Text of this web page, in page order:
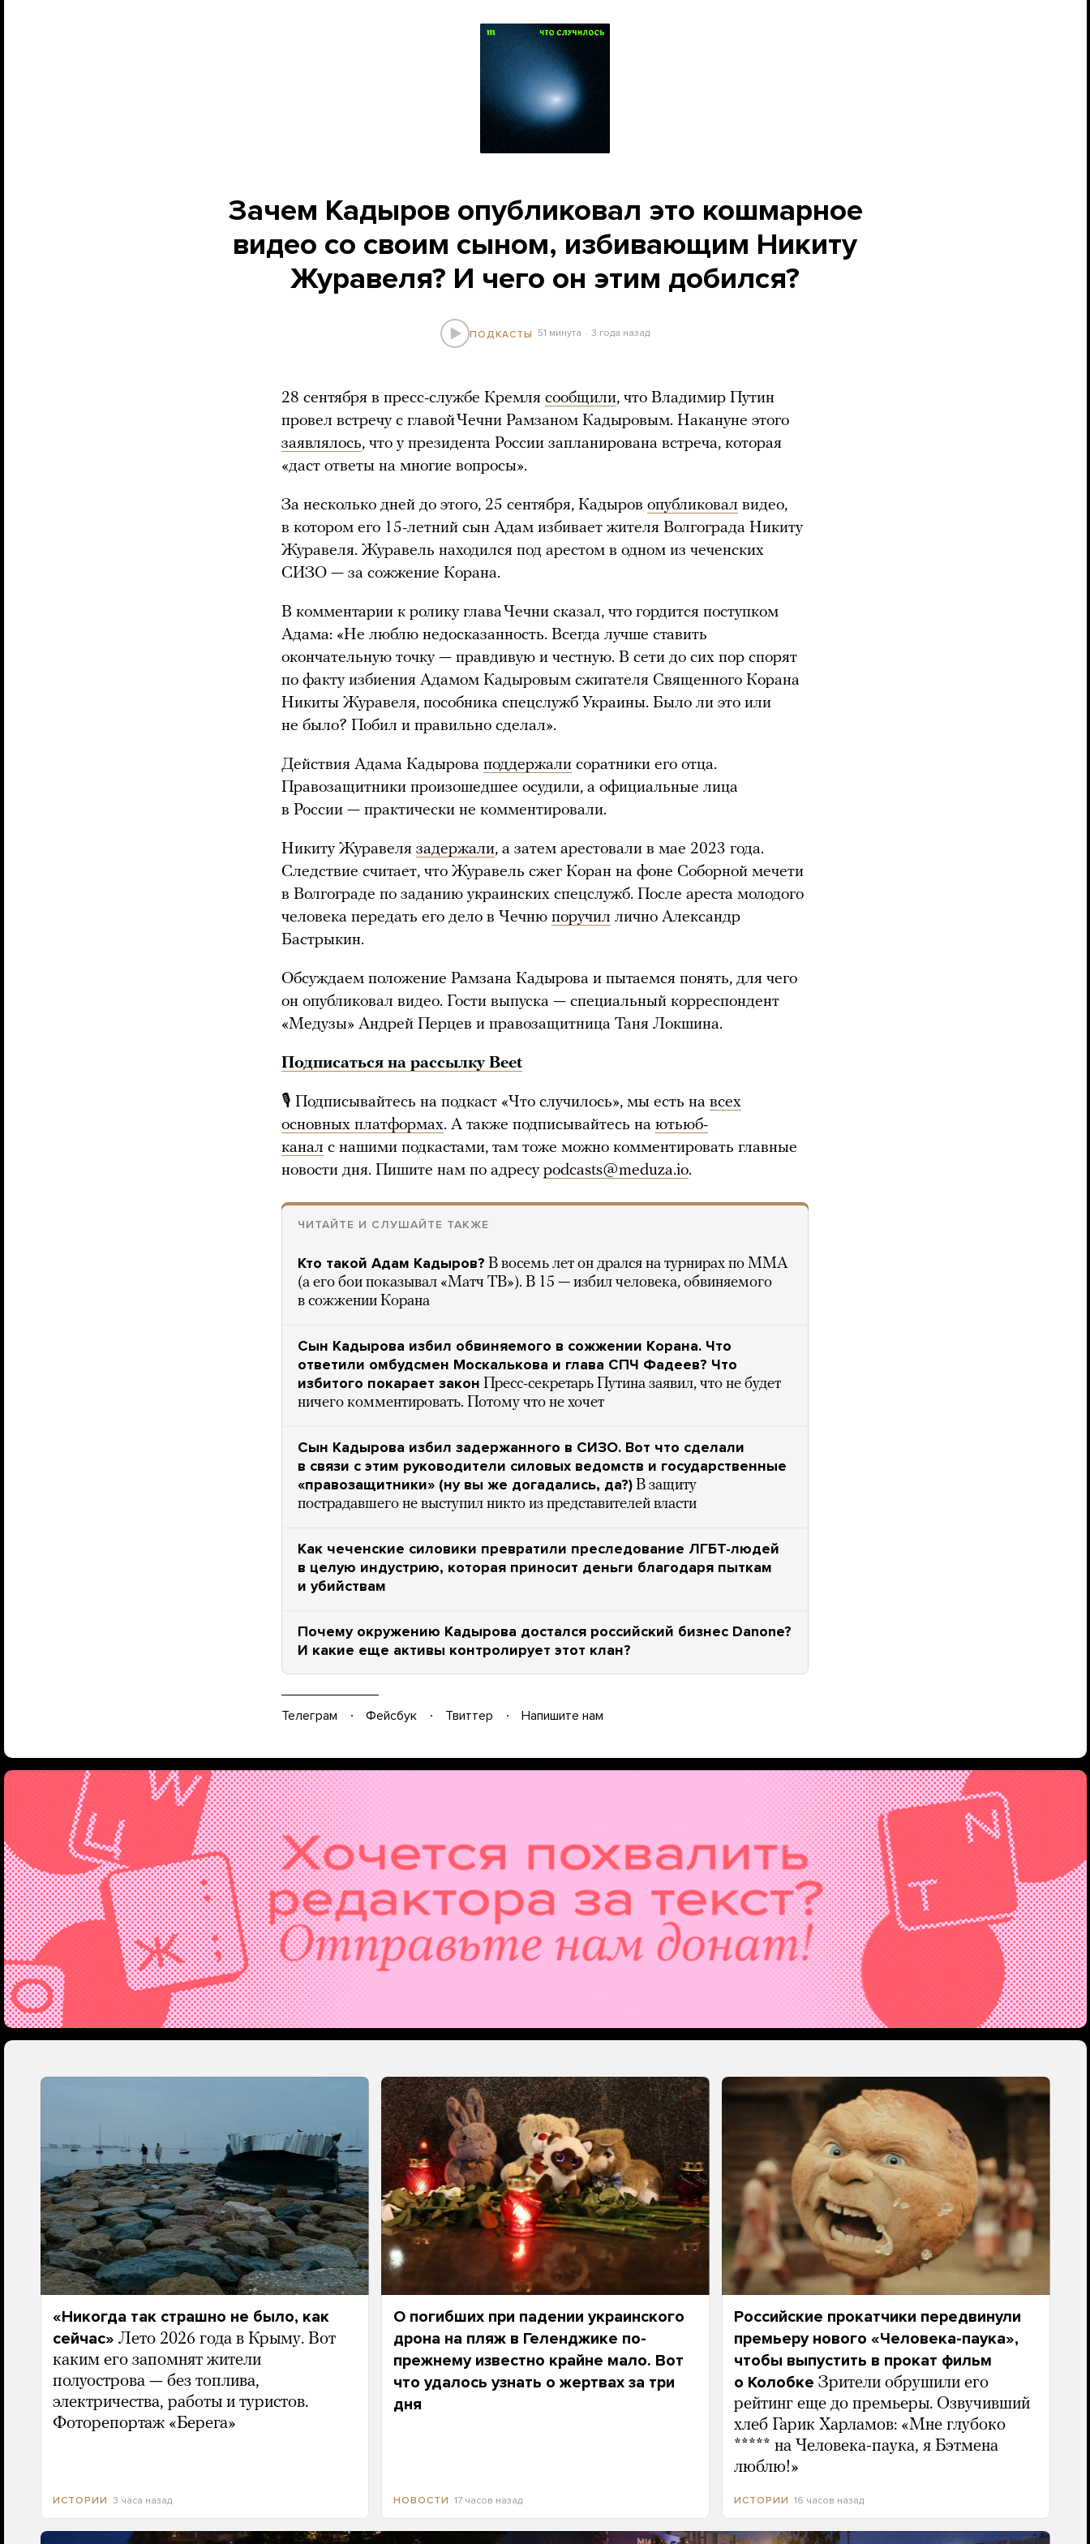
Зачем Кадыров опубликовал это кошмарное
видео со своим сыном, избивающим Никиту
Журавеля? И чего он этим добился?
ПОДКАСТЫ 51 минута 3 года назад
28 сентября в пресс-службе Кремля сообщили, что Владимир Путин
провел встречу с главой Чечни Рамзаном Кадыровым. Накануне этого
заявлялось, что у президента России запланирована встреча, которая
«даст ответы на многие вопросы».
За несколько дней до этого, 25 сентября, Кадыров опубликовал видео,
в котором его 15-летний сын Адам избивает жителя Волгограда Никиту
Журавеля. Журавель находился под арестом в одном из чеченских
СИЗО — за сожжение Корана.
В комментарии к ролику глава Чечни сказал, что гордится поступком
Адама: «Не люблю недосказанность. Всегда лучше ставить
окончательную точку — правдивую и честную. В сети до сих пор спорят
по факту избиения Адамом Кадыровым сжигателя Священного Корана
Никиты Журавеля, пособника спецслужб Украины. Было ли это или
не было? Побил и правильно сделал».
Действия Адама Кадырова поддержали соратники его отца.
Правозащитники произошедшее осудили, а официальные лица
в России — практически не комментировали.
Никиту Журавеля задержали, а затем арестовали в мае 2023 года.
Следствие считает, что Журавель сжег Коран на фоне Соборной мечети
в Волгограде по заданию украинских спецслужб. После ареста молодого
человека передать его дело в Чечню поручил лично Александр
Бастрыкин.
Обсуждаем положение Рамзана Кадырова и пытаемся понять, для чего
он опубликовал видео. Гости выпуска — специальный корреспондент
«Медузы» Андрей Перцев и правозащитница Таня Локшина.
Подписаться на рассылку Beet
🎙 Подписывайтесь на подкаст «Что случилось», мы есть на всех
основных платформах. А также подписывайтесь на ютьюб-
канал с нашими подкастами, там тоже можно комментировать главные
новости дня. Пишите нам по адресу podcasts@meduza.io.
ЧИТАЙТЕ И СЛУШАЙТЕ ТАКЖЕ
Кто такой Адам Кадыров? В восемь лет он дрался на турнирах по ММА
(а его бои показывал «Матч ТВ»). В 15 — избил человека, обвиняемого
в сожжении Корана
Сын Кадырова избил обвиняемого в сожжении Корана. Что
ответили омбудсмен Москалькова и глава СПЧ Фадеев? Что
избитого покарает закон Пресс-секретарь Путина заявил, что не будет
ничего комментировать. Потому что не хочет
Сын Кадырова избил задержанного в СИЗО. Вот что сделали
в связи с этим руководители силовых ведомств и государственные
«правозащитники» (ну вы же догадались, да?) В защиту
пострадавшего не выступил никто из представителей власти
Как чеченские силовики превратили преследование ЛГБТ-людей
в целую индустрию, которая приносит деньги благодаря пыткам
и убийствам
Почему окружению Кадырова достался российский бизнес Danone?
И какие еще активы контролирует этот клан?
Телеграм Фейсбук Твиттер Напишите нам
«Никогда так страшно не было, как
сейчас» Лето 2026 года в Крыму. Вот
каким его запомнят жители
полуострова — без топлива,
электричества, работы и туристов.
Фоторепортаж «Берега»
ИСТОРИИ 3 часа назад
О погибших при падении украинского
дрона на пляж в Геленджике по-
прежнему известно крайне мало. Вот
что удалось узнать о жертвах за три
дня
НОВОСТИ 17 часов назад
Российские прокатчики передвинули
премьеру нового «Человека-паука»,
чтобы выпустить в прокат фильм
о Колобке Зрители обрушили его
рейтинг еще до премьеры. Озвучивший
хлеб Гарик Харламов: «Мне глубоко
***** на Человека-паука, я Бэтмена
люблю!»
ИСТОРИИ 16 часов назад